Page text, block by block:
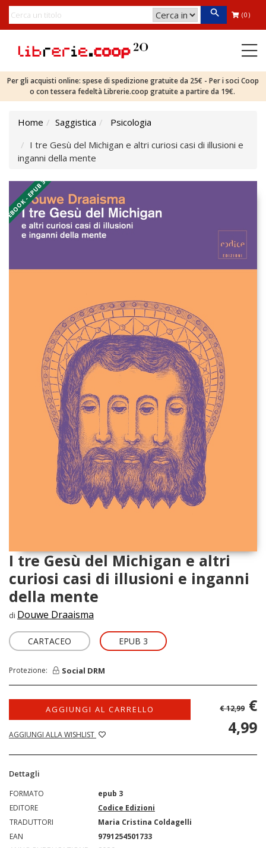
(0)
Per gli acquisti online: spese di spedizione gratuite da 25€ - Per i soci Coop
o con tessera fedeltà Librerie.coop gratuite a partire da 19€.
Home Saggistica
Psicologia
I tre Gesù del Michigan e altri curiosi casi di illusioni e
inganni della mente
EBOOK - EPUB 3
I tre Gesù del Michigan e altri
curiosi casi di illusioni e inganni
della mente
di Douwe Draaisma
CARTACEO EPUB 3
Protezione: Social DRM
AGGIUNGI AL CARRELLO
AGGIUNGI ALLA WISHLIST
€ 12,99 €
4,99
Dettagli
FORMATO
epub 3
EDITORE
Codice Edizioni
TRADUTTORI
Maria Cristina Coldagelli
EAN
9791254501733